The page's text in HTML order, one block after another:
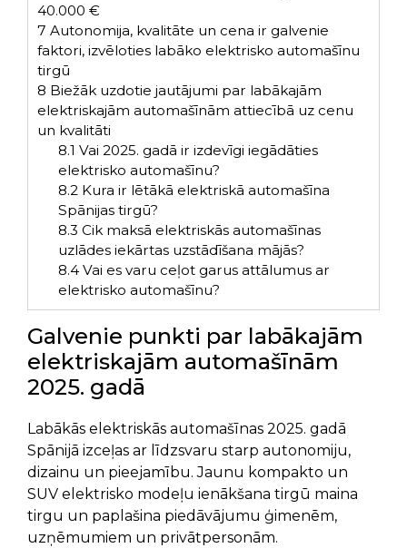
40.000 €
7 Autonomija, kvalitāte un cena ir galvenie
faktori, izvēloties labāko elektrisko automašīnu
tirgū
8 Biežāk uzdotie jautājumi par labākajām
elektriskajām automašīnām attiecībā uz cenu
un kvalitāti
8.1 Vai 2025. gadā ir izdevīgi iegādāties
elektrisko automašīnu?
8.2Kura ir lētākā elektriskā automašīna
Spānijas tirgū?
8.3 Cik maksā elektriskās automašīnas
uzlādes iekārtas uzstādīšana mājās?
8.4Vai es varu ceļot garus attālumus ar
elektrisko automašīnu?
Galvenie punkti par labākajām
elektriskajām automašīnām
2025. gadā
Labākās elektriskās automašīnas 2025. gadā
Spānijā izceļas ar līdzsvaru starp autonomiju,
dizainu un pieejamību. Jaunu kompakto un
SUV elektrisko modeļu ienākšana tirgū maina
tirgu un paplašina piedāvājumu ģimenēm,
uzņēmumiem un privātpersonām.